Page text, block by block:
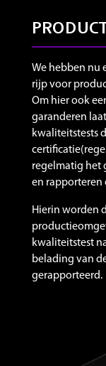
We hebben nu
rijp voor
Om hier ook
garanderen
kwaliteitstests
regelmatig het
en
Hierin worden
kwaliteitstest
belading van
gerapporteerd.